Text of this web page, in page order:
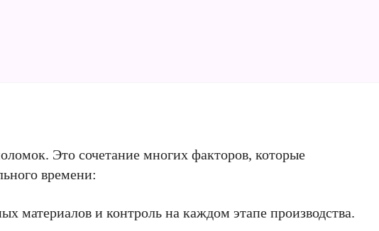
Это сочетание многих факторов, которые
времени:
материалов и контроль на каждом этапе производства.